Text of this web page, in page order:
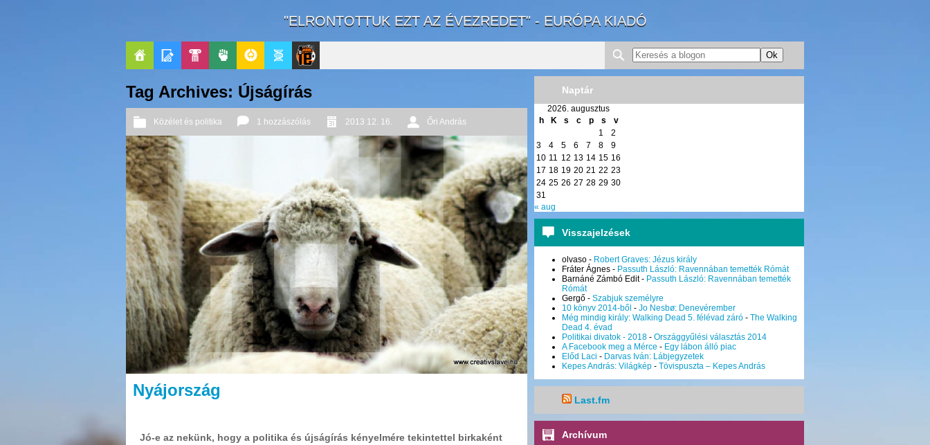
"ELRONTOTTUK EZT AZ ÉVEZREDET" - EURÓPA KIADÓ
Kult
GeekZoneApablogLe
Patito
Journal
Tag Archives: Újságírás
Közélet és politika 1 hozzászólás 2013 12. 16. Őri András
Nyájország
Jó-e az nekünk, hogy a politika és újságírás kényelmére tekintettel birkaként
Naptár
2026. augusztus
h
K s c p s
v
1
2
3
4 5 6 7 8
9
10 11 12 13 14 15 16
17 18 19 20 21 22 23
24 25 26 27 28 29 30
31
« aug
Visszajelzések
olvaso - Robert Graves: Jézus király
Fráter Ágnes - Passuth László: Ravennában temették Rómát
Barnáné Zámbó Edit- Passuth László: Ravennában temették
Rómát
Gergő - Szabjuk személyre
10 könyv 2014-ből - Jo Nesbø: Denevérember
Még mindig király: Walking Dead 5. félévad záró - The Walking
Dead 4. évad
Politikai divatok - 2018 - Országgyűlési választás 2014
A Facebook meg a Mérce - Egy lábon álló piac
Előd Laci - Darvas Iván: Lábjegyzetek
Kepes András: Világkép - Tövispuszta – Kepes András
Last.fm
Archívum